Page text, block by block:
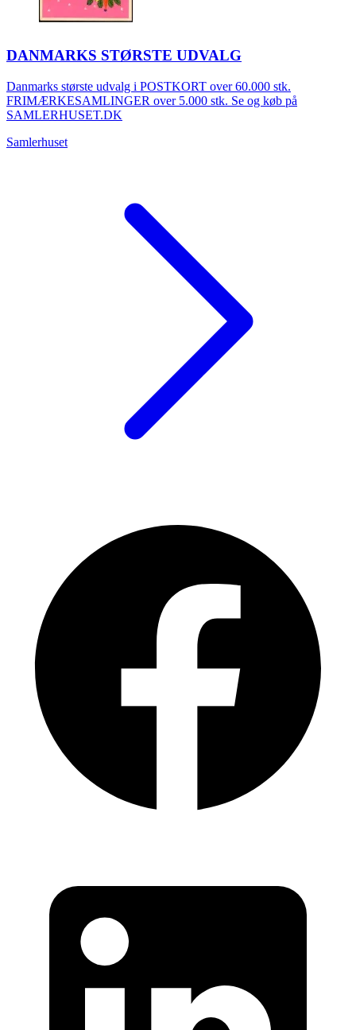
DANMARKS STØRSTE UDVALG
Danmarks største udvalg i POSTKORT over 60.000 stk.
FRIMÆRKESAMLINGER over 5.000 stk. Se og køb på
SAMLERHUSET.DK
Samlerhuset